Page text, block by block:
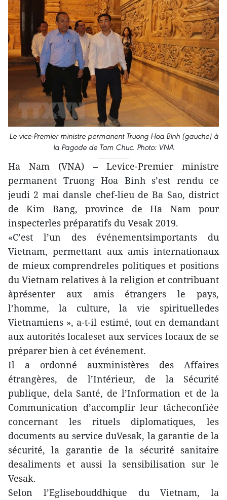
Le vice-Premier ministre permanent Truong Hoa Binh (gauche) à
la Pagode de Tam Chuc. Photo: VNA
Ha Nam (VNA) – Levice-Premier ministre
permanent Truong Hoa Binh s’est rendu ce
jeudi 2 mai dansle chef-lieu de Ba Sao, district
de Kim Bang, province de Ha Nam pour
inspecterles préparatifs du Vesak 2019.
«C’est l’un des événementsimportants du
Vietnam, permettant aux amis internationaux
de mieux comprendreles politiques et positions
du Vietnam relatives à la religion et contribuant
àprésenter aux amis étrangers le pays,
l’homme, la culture, la vie spirituelledes
Vietnamiens », a-t-il estimé, tout en demandant
aux autorités localeset aux services locaux de se
préparer bien à cet événement.
Il a ordonné auxministères des Affaires
étrangères, de l’Intérieur, de la Sécurité
publique, dela Santé, de l’Information et de la
Communication d’accomplir leur tâcheconfiée
concernant les rituels diplomatiques, les
documents au service duVesak, la garantie de la
sécurité, la garantie de la sécurité sanitaire
desaliments et aussi la sensibilisation sur le
Vesak.
Selon l’Eglisebouddhique du Vietnam, la